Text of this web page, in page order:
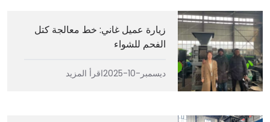
زيارة عميل غاني: خط معالجة كتل
الفحم للشواء
ديسمبر-10-2025 اقرأ المزيد